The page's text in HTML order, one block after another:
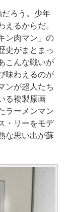
ろう。少年
えるからだ。
ン肉マン」の
史がまとまっ
こんな戦いが
味わえるのが
ンが超人たち
る複製原画
ラーメンマン
・リーをモデ
な思い出が蘇